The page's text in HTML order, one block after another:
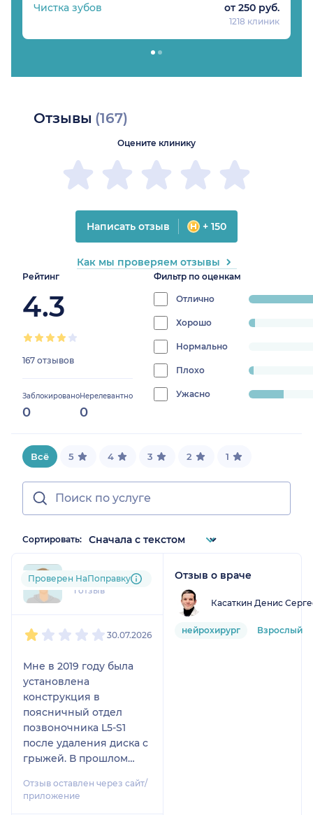
Чистка зубов от 250 руб.
1218 клиник
Отзывы (167)
Рейтинг
4.3
167 отзывов
Заблокировано
0
Нерелевантно
0
Фильтр по оценкам
Отличноprogress:
Хорошо
2.9940119760479043%
Нормально
0%
Плохо
2.3952095808383236%
Ужасно
progress:
16.766467065868262%
Оцените клинику
Написать отзыв + 150
Как мы проверяем отзывы
Всё 5 4 3 2 1
Сортировать:
tis....@....ru
1 отзыв
Проверен НаПоправку
30.07.2026
Мне в 2019 году была
установлена
конструкция в
поясничный отдел
позвоночника L5-S1
после удаления диска с
грыжей. В прошлом
спина. Обратился в
КБ85 к Касаткину Д.С.
Отзыв оставлен через сайт/
приложение
Отзыв о враче
Касаткин Денис
нейрохирург Взрослый